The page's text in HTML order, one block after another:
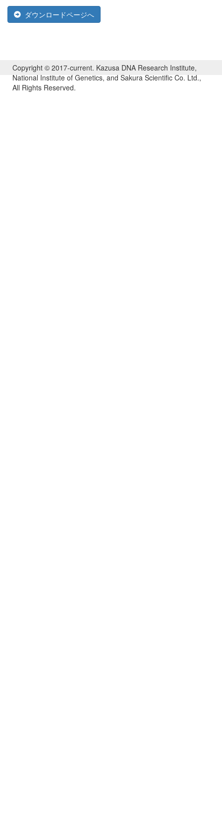
ダウンロードページへ
Copyright © 2017-current. Kazusa DNA Research Institute,
National Institute of Genetics, and Sakura Scientific Co. Ltd.,
All Rights Reserved.